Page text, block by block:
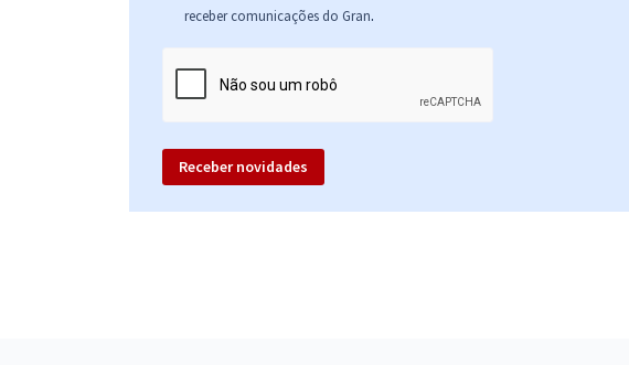
receber comunicações do Gran.
Receber novidades